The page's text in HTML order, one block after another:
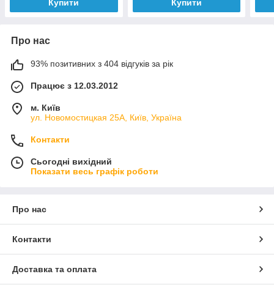
Купити Купити
Про нас
93% позитивних з 404 відгуків за рік
Працює з 12.03.2012
м. Київ
ул. Новомостицкая 25А, Київ, Україна
Контакти
Сьогодні вихідний
Показати весь графік роботи
Про нас
Контакти
Доставка та оплата